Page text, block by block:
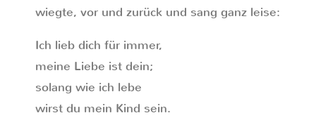
wiegte, vor und zurück und sang ganz leise:
Ich lieb dich für immer,
meine Liebe ist dein;
solang wie ich lebe
wirst du mein Kind sein.